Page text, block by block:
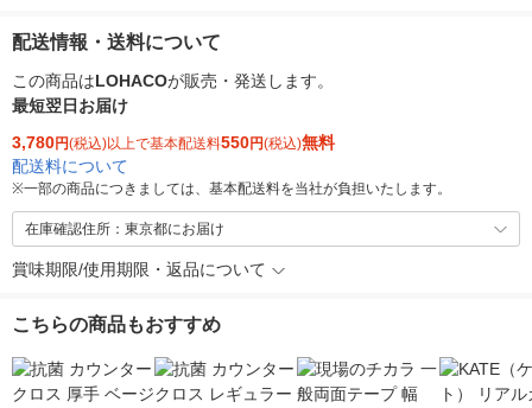
配送情報・送料について
この商品はLOHACOが販売・発送します。
最短翌日お届け
3,780円(税込)以上で基本配送料550円(税込)無料
配送料について
※一部の商品につきましては、基本配送料を当社が負担いたします。
在庫確認住所：東京都にお届け
賞味期限/使用期限・返品について
こちらの商品もおすすめ